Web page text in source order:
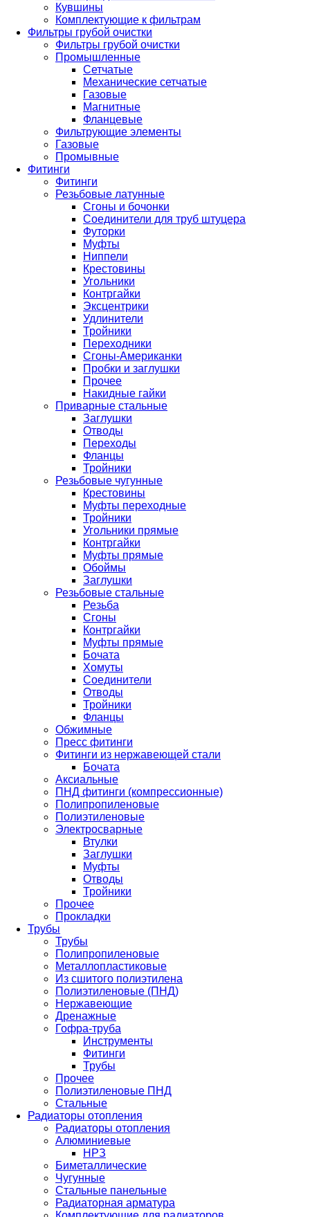
Кувшины
Комплектующие к фильтрам
Фильтры грубой очистки
Фильтры грубой очистки
Промышленные
Сетчатые
Механические сетчатые
Газовые
Магнитные
Фланцевые
Фильтрующие элементы
Газовые
Промывные
Фитинги
Фитинги
Резьбовые латунные
Сгоны и бочонки
Соединители для труб штуцера
Футорки
Муфты
Ниппели
Крестовины
Угольники
Контргайки
Эксцентрики
Удлинители
Тройники
Переходники
Сгоны-Американки
Пробки и заглушки
Прочее
Накидные гайки
Приварные стальные
Заглушки
Отводы
Переходы
Фланцы
Тройники
Резьбовые чугунные
Крестовины
Муфты переходные
Тройники
Угольники прямые
Контргайки
Муфты прямые
Обоймы
Заглушки
Резьбовые стальные
Резьба
Сгоны
Контргайки
Муфты прямые
Бочата
Хомуты
Соединители
Отводы
Тройники
Фланцы
Обжимные
Пресс фитинги
Фитинги из нержавеющей стали
Бочата
Аксиальные
ПНД фитинги (компрессионные)
Полипропиленовые
Полиэтиленовые
Электросварные
Втулки
Заглушки
Муфты
Отводы
Тройники
Прочее
Прокладки
Трубы
Трубы
Полипропиленовые
Металлопластиковые
Из сшитого полиэтилена
Полиэтиленовые (ПНД)
Нержавеющие
Дренажные
Гофра-труба
Инструменты
Фитинги
Трубы
Прочее
Полиэтиленовые ПНД
Стальные
Радиаторы отопления
Радиаторы отопления
Алюминиевые
НРЗ
Биметаллические
Чугунные
Стальные панельные
Радиаторная арматура